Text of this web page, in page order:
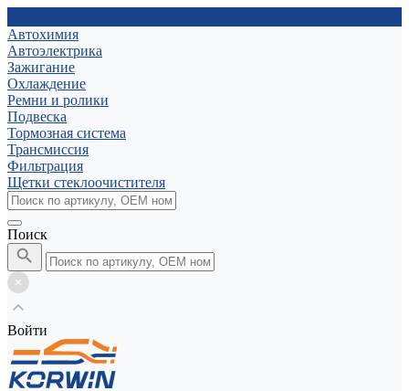
Автохимия
Автоэлектрика
Зажигание
Охлаждение
Ремни и ролики
Подвеска
Тормозная система
Трансмиссия
Фильтрация
Щетки стеклоочистителя
Поиск
Войти